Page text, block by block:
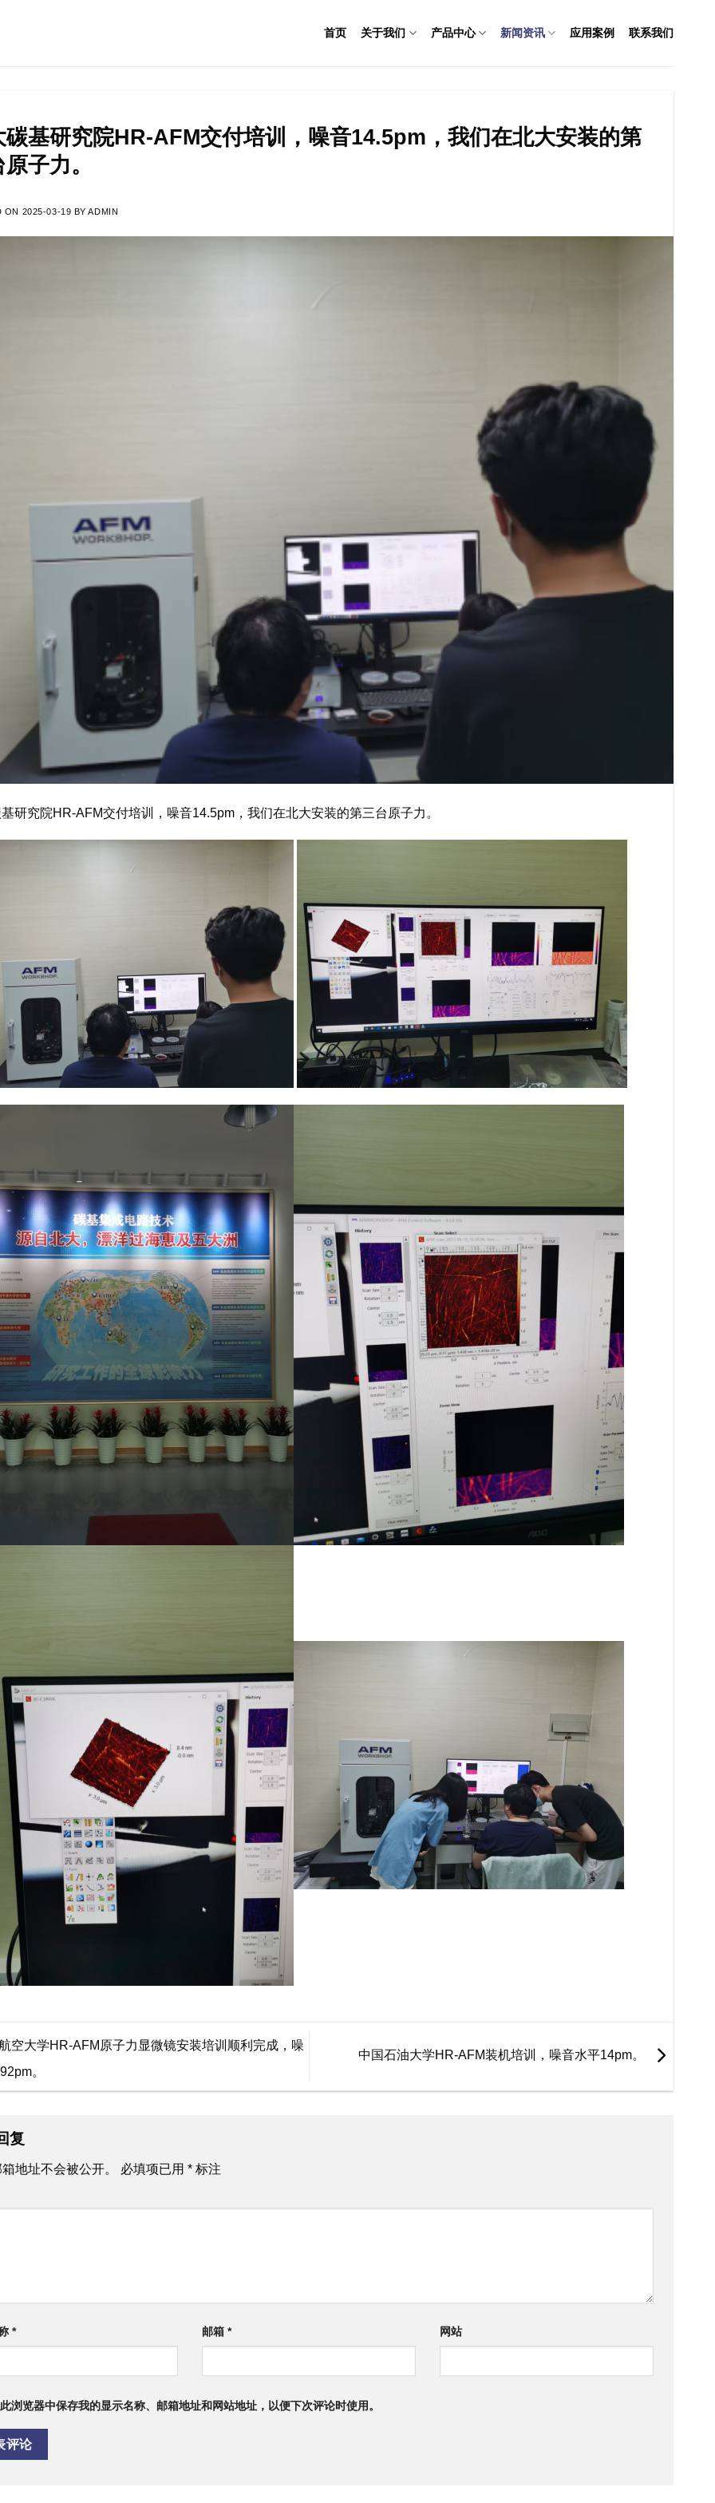
首页 关于我们 产品中心 新闻资讯 应用案例 联系我们
碳基研究院HR-AFM交付培训，噪音14.5pm，我们在北大安装的第
子力。
ON 2025-03-19 BYADMIN
研究院HR-AFM交付培训，噪音14.5pm，我们在北大安装的第三台原子力。
空大学HR-AFM原子力显微镜安装培训顺利完成，噪
。
中国石油大学HR-AFM装机培训，噪音水平14pm。
复
地址不会被公开。 必填项已用 * 标注
* 邮箱 * 网站
浏览器中保存我的显示名称、邮箱地址和网站地址，以便下次评论时使用。